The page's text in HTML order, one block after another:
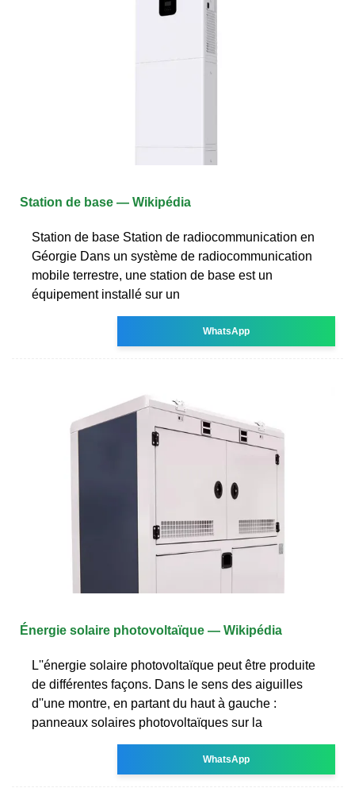
Station de base — Wikipédia
Station de base Station de radiocommunication en
Géorgie Dans un système de radiocommunication
mobile terrestre, une station de base est un
équipement installé sur un
WhatsApp
Énergie solaire photovoltaïque — Wikipédia
L''énergie solaire photovoltaïque peut être produite
de différentes façons. Dans le sens des aiguilles
d''une montre, en partant du haut à gauche :
panneaux solaires photovoltaïques sur la
WhatsApp